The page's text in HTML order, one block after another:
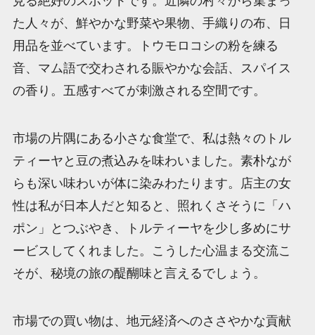
た人々が、鮮やかな野菜や果物、手織りの布、日
用品を並べています。トウモロコシの粉を練る
音、マム語で交わされる賑やかな会話、スパイス
の香り。五感すべてが刺激される空間です。
市場の片隅にある小さな食堂で、私は熱々のトル
ティーヤと豆の煮込みを味わいました。素朴なが
らも深い味わいが体に染みわたります。店主の女
性は私が日本人だと知ると、照れくさそうに「ハ
ポン」とつぶやき、トルティーヤを少し多めにサ
ービスしてくれました。こうした心温まる交流こ
そが、秘境の旅の醍醐味と言えるでしょう。
市場での買い物は、地元経済へのささやかな貢献